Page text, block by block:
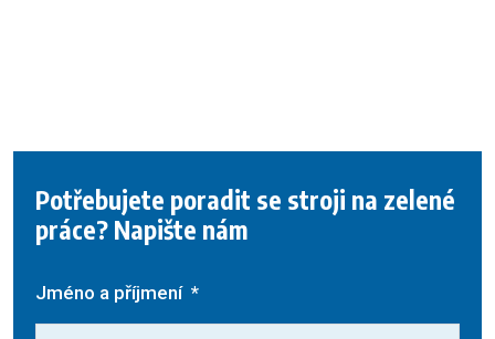
Potřebujete poradit se stroji na zelené
práce? Napište nám
Jméno a příjmení *